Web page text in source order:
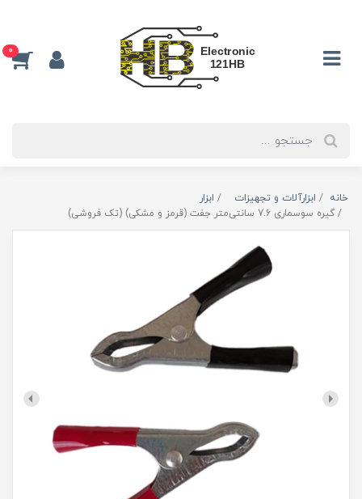
0
خانه ابزارآلات و تجهیزات
ابزار
گیره سوسماری 7.6 سانتی‌متر جفت (قرمز و مشکی) (تک فروشی)